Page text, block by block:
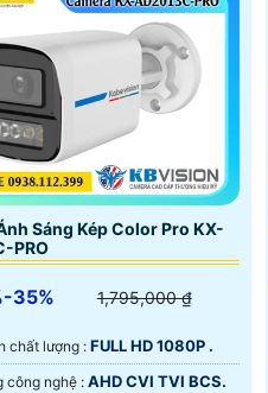
Sáng Kép Color Pro KX-
PRO
35% 1,795,000 ₫
chất lượng :FULL HD 1080P .
⚜️ Sử dụng công nghệ : AHD CVI TVI BCS.